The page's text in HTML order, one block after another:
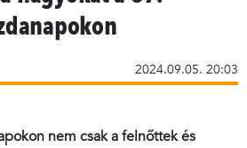
2024.09.05. 20:03
nem csak a felnőttek és